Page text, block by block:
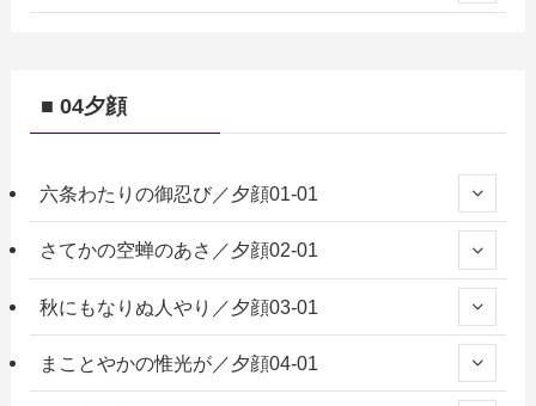
■ 04夕顔
六条わたりの御忍び／夕顔01-01
さてかの空蝉のあさ／夕顔02-01
秋にもなりぬ人やり／夕顔03-01
まことやかの惟光が／夕顔04-01